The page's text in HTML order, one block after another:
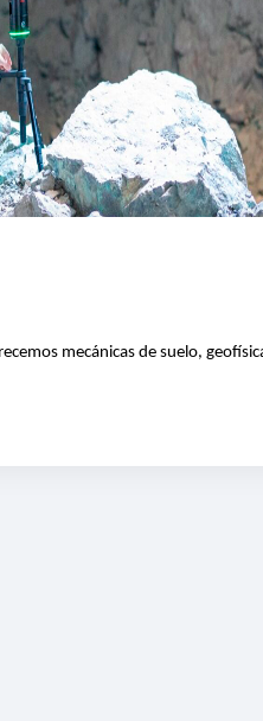
mecánicas de suelo,